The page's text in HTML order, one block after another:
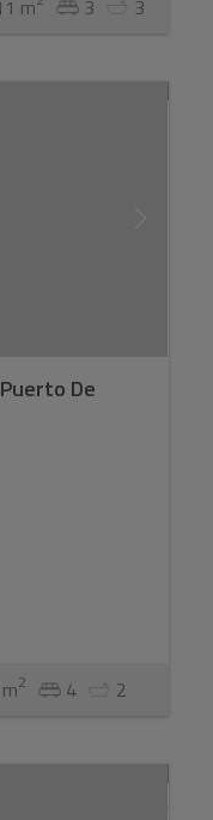
m 3 3
De
2 4 2